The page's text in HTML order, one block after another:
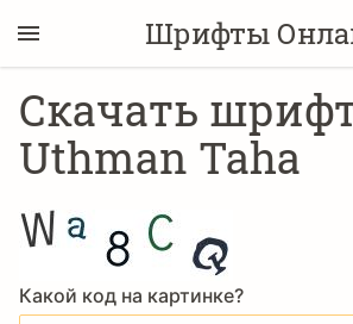
Шрифты
Скачать
Uthman Taha
Какой код на картинке?